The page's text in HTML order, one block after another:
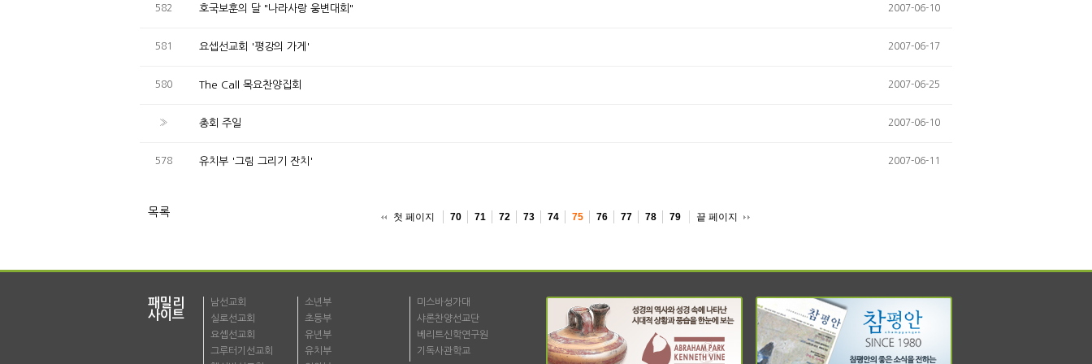
582 호국보훈의 달 "나라사랑 웅변대회" 2007-06-10
581 요셉선교회 '평강의 가게' 2007-06-17
580 The Call 목요찬양집회 2007-06-25
» 총회 주일 2007-06-10
578 유치부 '그림 그리기 잔치' 2007-06-11
목록 첫 페이지 70 71 72 73 74 75 76 77 78 79 끝 페이지
패밀리
사이트
남선교회
실로선교회
요셉선교회
그루터기선교회
소년부
초등부
유년부
유치부
미스바성가대
샤론찬양선교단
베리트신학연구원
기독사관학교